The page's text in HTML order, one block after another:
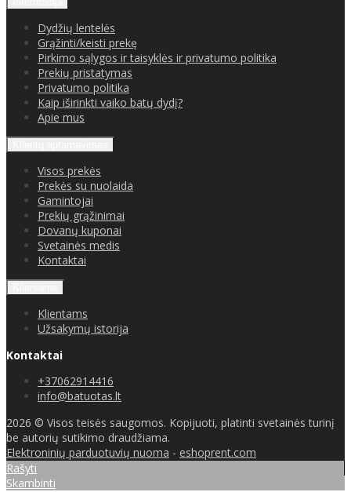
Dydžių lentelės
Grąžinti/keisti prekę
Pirkimo sąlygos ir taisyklės ir privatumo politika
Prekių pristatymas
Privatumo politika
Kaip iširinkti vaiko batų dydį?
Apie mus
Visos prekės
Prekės su nuolaida
Gamintojai
Prekių grąžinimai
Dovanų kuponai
Svetainės medis
Kontaktai
Klientams
Užsakymų istorija
Kontaktai
+37062914416
info@batuotas.lt
2026 © Visos teisės saugomos. Kopijuoti, platinti svetainės turinį
be autorių sutikimo draudžiama.
Elektroninių parduotuvių nuoma - eshoprent.com
Rašyti
Skambinti